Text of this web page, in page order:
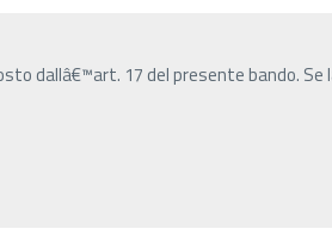
dallâ€™art. 17 del presente bando. Se